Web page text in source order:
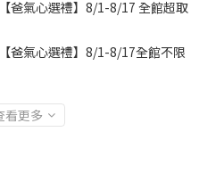
爸氣心選禮】8/1-8/17 全館超取
爸氣心選禮】8/1-8/17全館不限
看更多